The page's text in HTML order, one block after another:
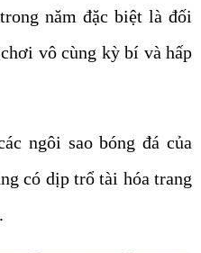
năm đặc biệt là đối
vô cùng kỳ bí và hấp
ngôi sao bóng đá của
có dịp trổ tài hóa trang